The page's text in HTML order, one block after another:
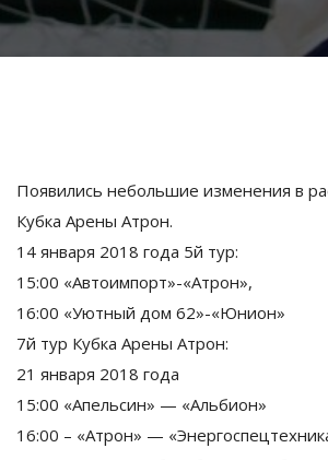
Появились небольшие изменения в
Кубка Арены Атрон.
14 января 2018 года 5й тур:
15:00 «Автоимпорт»-«Атрон»,
16:00 «Уютный дом 62»-«Юнион»
7й тур Кубка Арены Атрон:
21 января 2018 года
15:00 «Апельсин» — «Альбион»
16:00 – «Атрон» —